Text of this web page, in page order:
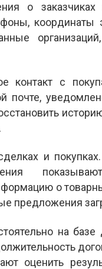
о заказчиках
координаты
контакт с
почте,
и
о
предложения
на базе
оценить